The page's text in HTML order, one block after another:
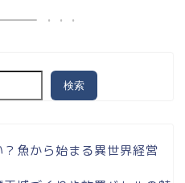
検索
？魚から始まる異世界経営